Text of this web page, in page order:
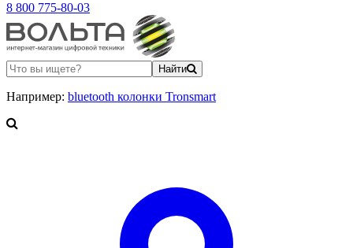
8 800 775-80-03
Найти
Например: bluetooth колонки Tronsmart